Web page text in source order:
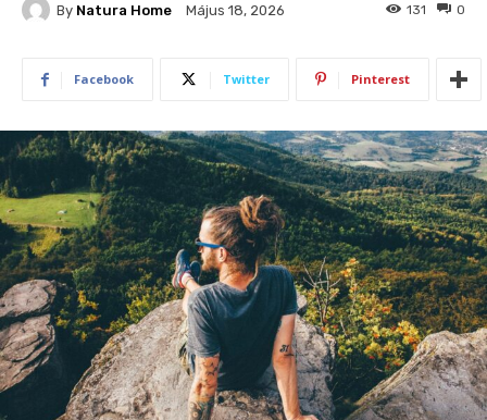
By Natura Home Május 18, 2026 0
131
Facebook Twitter Pinterest